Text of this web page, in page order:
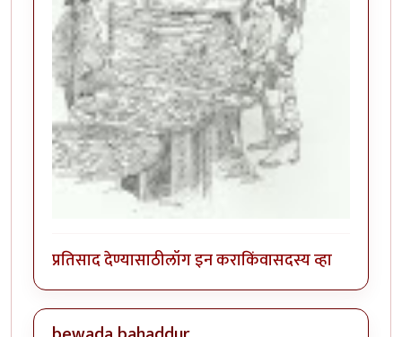
प्रतिसाद देण्यासाठीलॉग इन कराकिंवासदस्य व्हा